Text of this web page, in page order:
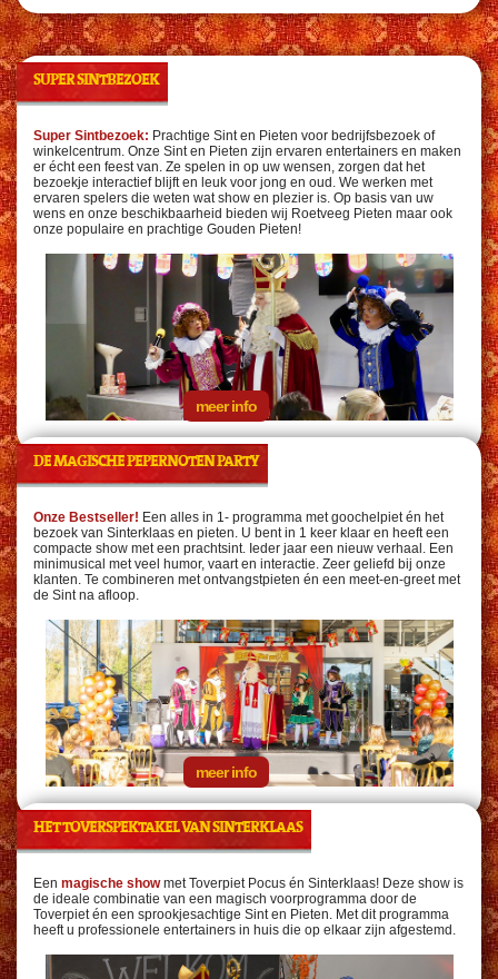
SUPER SINTBEZOEK
Super Sintbezoek: Prachtige Sint en Pieten voor bedrijfsbezoek of
winkelcentrum. Onze Sint en Pieten zijn ervaren entertainers en maken
er écht een feest van. Ze spelen in op uw wensen, zorgen dat het
bezoekje interactief blijft en leuk voor jong en oud. We werken met
ervaren spelers die weten wat show en plezier is. Op basis van uw
wens en onze beschikbaarheid bieden wij Roetveeg Pieten maar ook
onze populaire en prachtige Gouden Pieten!
meer info
DE MAGISCHE PEPERNOTEN PARTY
Onze Bestseller! Een alles in 1- programma met goochelpiet én het
bezoek van Sinterklaas en pieten. U bent in 1 keer klaar en heeft een
compacte show met een prachtsint. Ieder jaar een nieuw verhaal. Een
minimusical met veel humor, vaart en interactie. Zeer geliefd bij onze
klanten. Te combineren met ontvangstpieten én een meet-en-greet met
de Sint na afloop.
meer info
HET TOVERSPEKTAKEL VAN SINTERKLAAS
Een magische showmet Toverpiet Pocus én Sinterklaas! Deze show is
de ideale combinatie van een magisch voorprogramma door de
Toverpiet én een sprookjesachtige Sint en Pieten. Met dit programma
heeft u professionele entertainers in huis die op elkaar zijn afgestemd.